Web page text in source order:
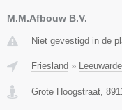
M.M.Afbouw B.V.
Niet gevestigd in de
Friesland »
Grote Hoogstraat,